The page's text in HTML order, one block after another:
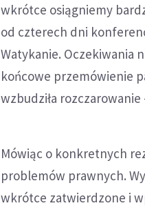
wkrótce osiągniemy
od czterech dni
Watykanie. Oczekiwania
końcowe przemówienie
wzbudziła rozczarowanie
Mówiąc o konkretnych
problemów prawnych.
wkrótce zatwierdzone i